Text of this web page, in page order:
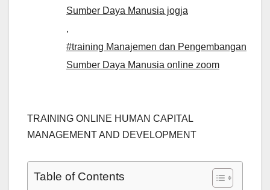
Sumber Daya Manusia jogja
,
#training Manajemen dan Pengembangan
Sumber Daya Manusia online zoom
TRAINING ONLINE HUMAN CAPITAL
MANAGEMENT AND DEVELOPMENT
Table of Contents